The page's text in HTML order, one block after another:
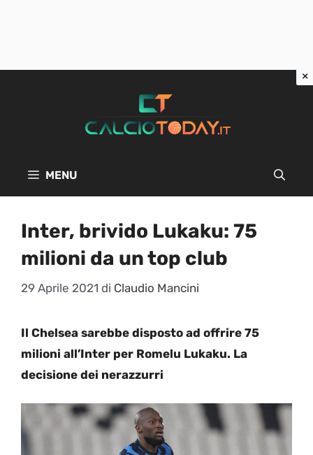
MENU
Inter, brivido Lukaku: 75
milioni da un top club
29 Aprile 2021 di Claudio Mancini
Il Chelsea sarebbe disposto ad offrire 75
milioni all’Inter per Romelu Lukaku. La
decisione dei nerazzurri